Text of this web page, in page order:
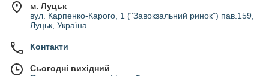
м. Луцьк
вул. Карпенко-Карого, 1 ("Завокзальний ринок") пав.159,
Луцьк, Україна
Контакти
Сьогодні вихідний